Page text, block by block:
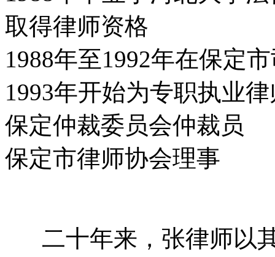
取得律师资格
1988年至1992年在保定
1993年开始为专职执业
保定仲裁委员会仲裁员
保定市律师协会理事
二十年来，张律师以